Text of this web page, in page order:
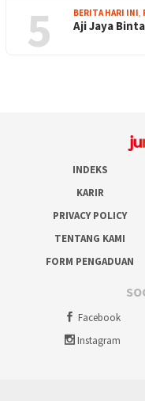
5 BERITA HARI INI
Aji Jaya
INDEKS
KARIR
PRIVACY POLICY
TENTANG KAMI
FORM PENGADUAN
Facebook
Instagram